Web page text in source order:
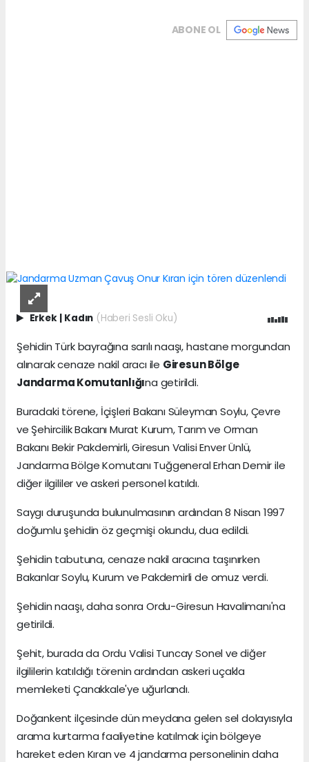
ABONE OL
Erkek | Kadın (Haberi Sesli Oku)
Şehidin Türk bayrağına sarılı naaşı, hastane morgundan
alınarak cenaze nakil aracı ile Giresun Bölge
Jandarma Komutanlığına getirildi.
Buradaki törene, İçişleri Bakanı Süleyman Soylu, Çevre
ve Şehircilik Bakanı Murat Kurum, Tarım ve Orman
Bakanı Bekir Pakdemirli, Giresun Valisi Enver Ünlü,
Jandarma Bölge Komutanı Tuğgeneral Erhan Demir ile
diğer ilgililer ve askeri personel katıldı.
Saygı duruşunda bulunulmasının ardından 8 Nisan 1997
doğumlu şehidin öz geçmişi okundu, dua edildi.
Şehidin tabutuna, cenaze nakil aracına taşınırken
Bakanlar Soylu, Kurum ve Pakdemirli de omuz verdi.
Şehidin naaşı, daha sonra Ordu-Giresun Havalimanı'na
getirildi.
Şehit, burada da Ordu Valisi Tuncay Sonel ve diğer
ilgililerin katıldığı törenin ardından askeri uçakla
memleketi Çanakkale'ye uğurlandı.
Doğankent ilçesinde dün meydana gelen sel dolayısıyla
arama kurtarma faaliyetine katılmak için bölgeye
hareket eden Kıran ve 4 jandarma personelinin daha